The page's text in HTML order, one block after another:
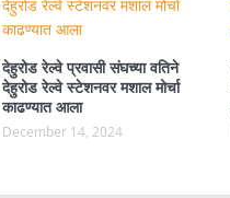
देहुरोड रेल्वे प्रवासी संघच्या वतिने
देहुरोड रेल्वे स्टेशनवर मशाल मोर्चा
काढण्यात आला
December 14, 2024